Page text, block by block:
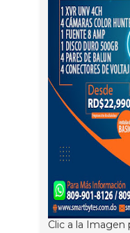
Clic a la Imagen